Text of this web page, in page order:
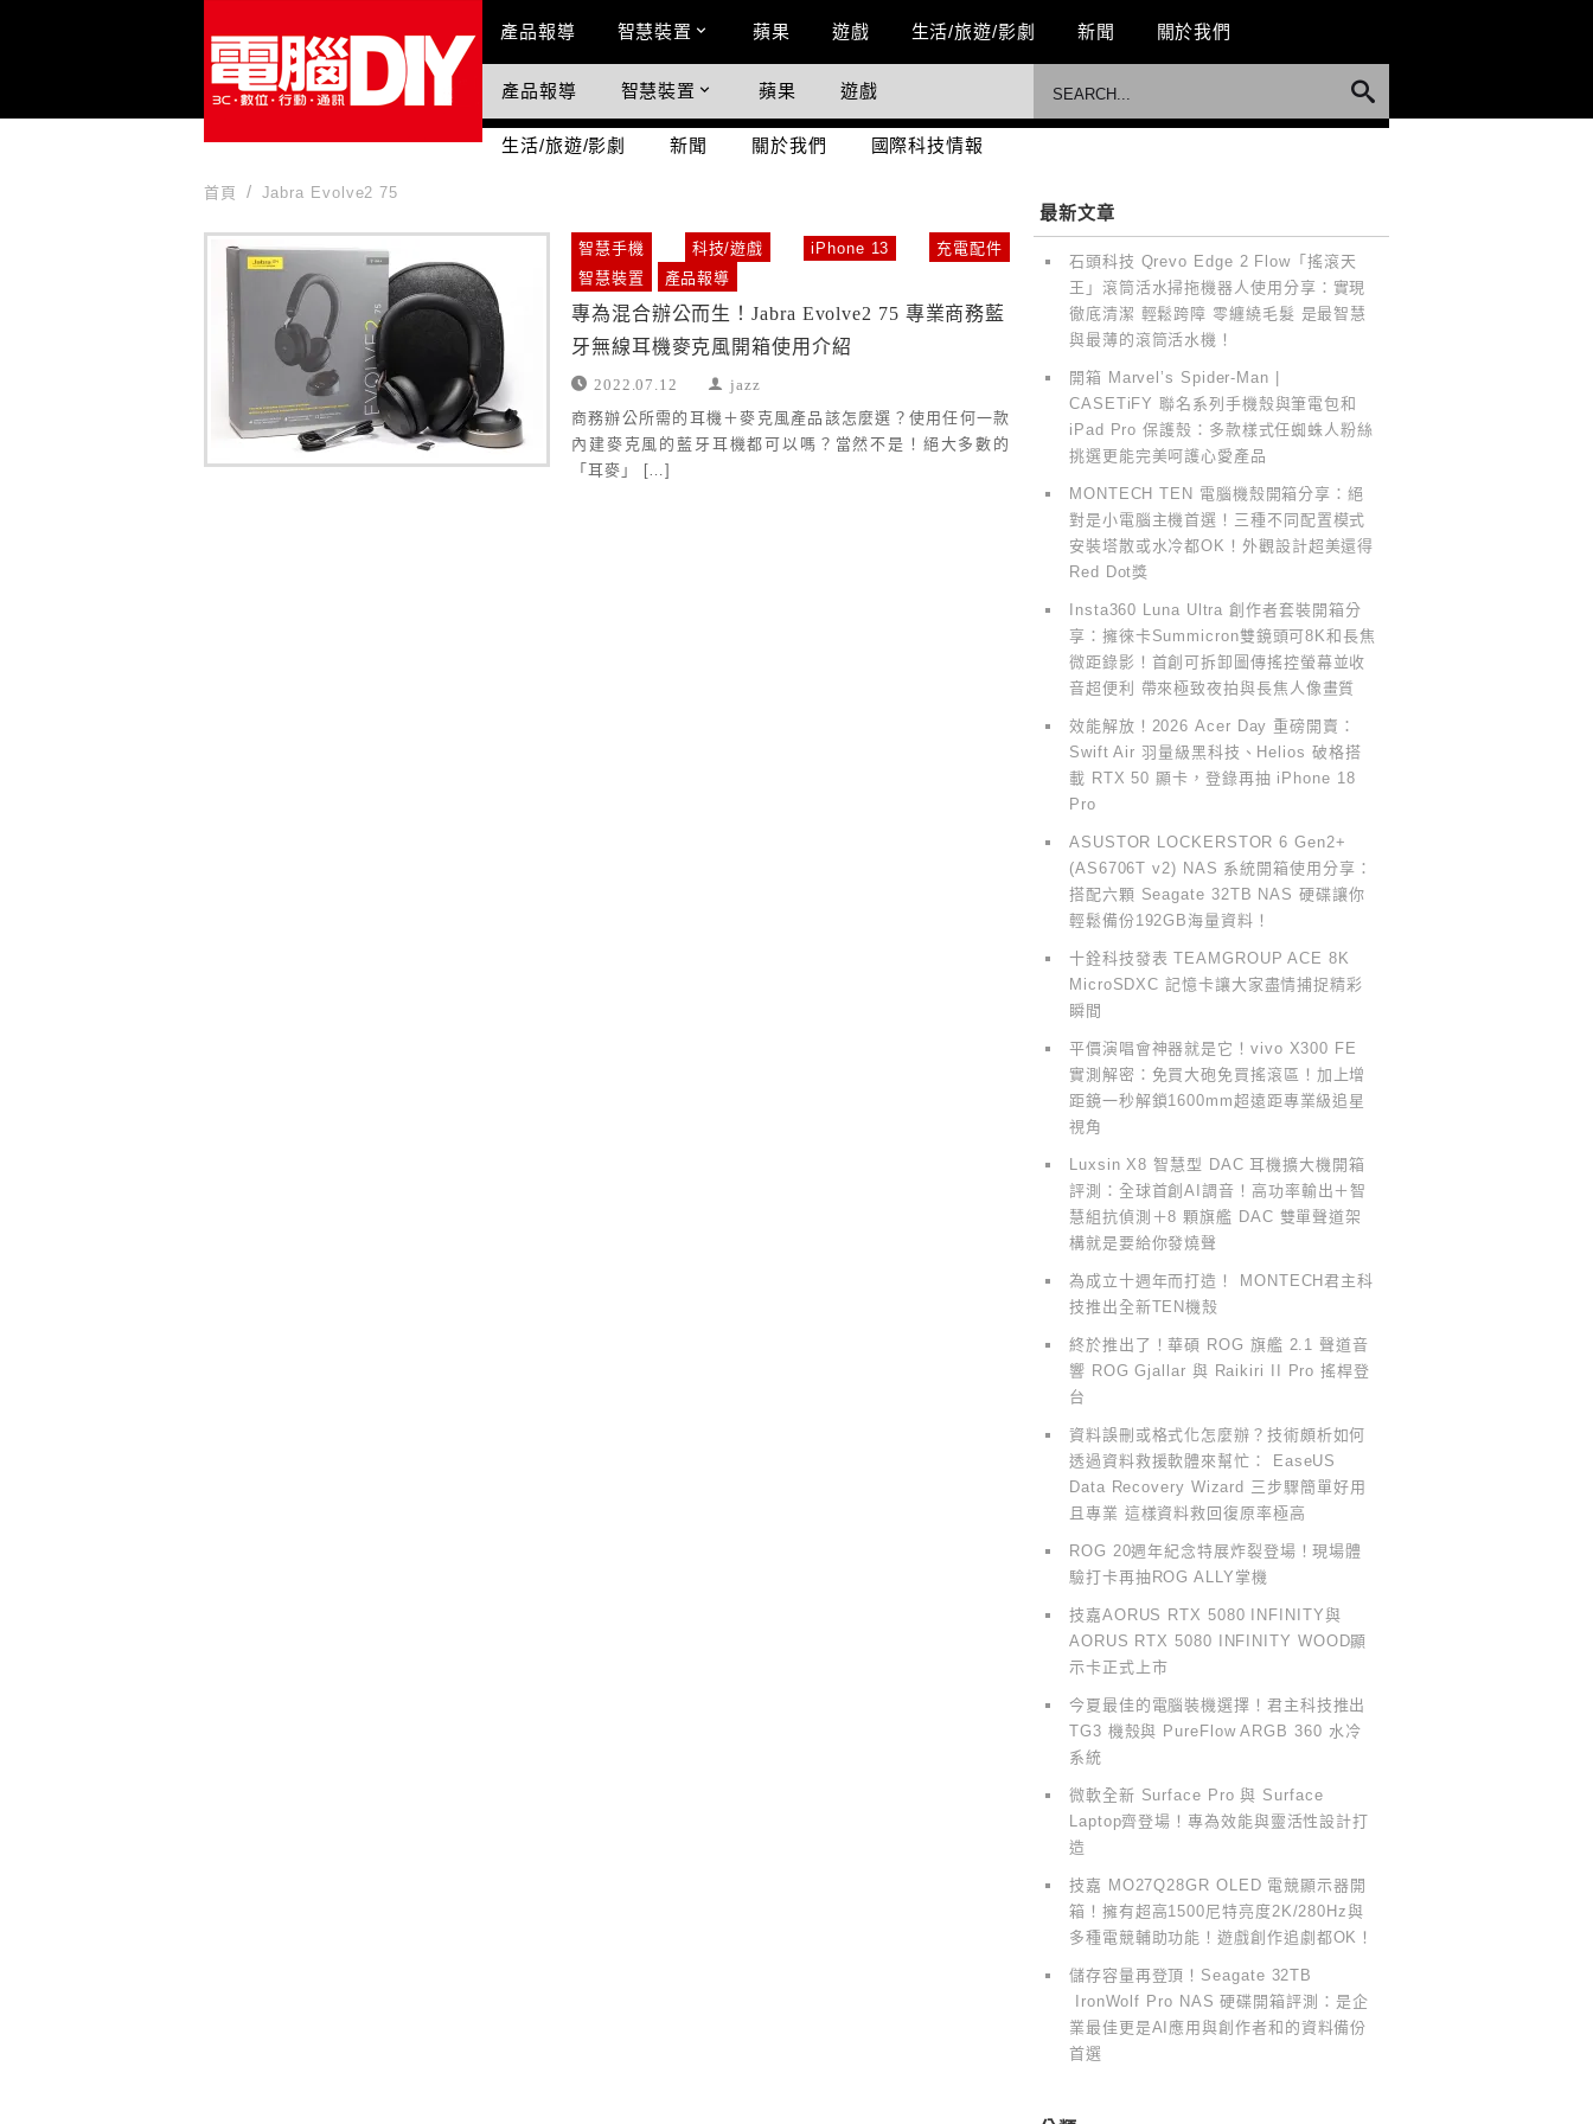
Main Menu
產品報導 智慧裝置 蘋果 遊戲 生活/旅遊/影劇 新聞 關於我們
國際科技情報
產品報導 智慧裝置 蘋果 遊戲
生活/旅遊/影劇 新聞 關於我們 國際科技情報
首頁 Jabra Evolve2 75
Jabra Evolve2 75 智慧手機 科技/遊戲 iPhone 13
充電配件
智慧裝置
產品報導
專為混合辦公而生！Jabra Evolve2 75 專業商務藍
牙無線耳機麥克風開箱使用介紹
2022.07.12 jazz
商務辦公所需的耳機＋麥克風產品該怎麼選？使用任何一款
內建麥克風的藍牙耳機都可以嗎？當然不是！絕大多數的
「耳麥」 […]
最新文章
石頭科技 Qrevo Edge 2 Flow「搖滾天
王」滾筒活水掃拖機器人使用分享：實現
徹底清潔 輕鬆跨障 零纏繞毛髮 是最智慧
與最薄的滾筒活水機！
開箱 Marvel’s Spider-Man |
CASETiFY 聯名系列手機殼與筆電包和
iPad Pro 保護殼：多款樣式任蜘蛛人粉絲
挑選更能完美呵護心愛產品
MONTECH TEN 電腦機殼開箱分享：絕
對是小電腦主機首選！三種不同配置模式
安裝塔散或水冷都OK！外觀設計超美還得
Red Dot獎
Insta360 Luna Ultra 創作者套裝開箱分
享：擁徠卡Summicron雙鏡頭可8K和長焦
微距錄影！首創可拆卸圖傳搖控螢幕並收
音超便利 帶來極致夜拍與長焦人像畫質
效能解放！2026 Acer Day 重磅開賣：
Swift Air 羽量級黑科技、Helios 破格搭
載 RTX 50 顯卡，登錄再抽 iPhone 18
Pro
ASUSTOR LOCKERSTOR 6 Gen2+
(AS6706T v2) NAS 系統開箱使用分享：
搭配六顆 Seagate 32TB NAS 硬碟讓你
輕鬆備份192GB海量資料！
十銓科技發表 TEAMGROUP ACE 8K
MicroSDXC 記憶卡讓大家盡情捕捉精彩
瞬間
平價演唱會神器就是它！vivo X300 FE
實測解密：免買大砲免買搖滾區！加上增
距鏡一秒解鎖1600mm超遠距專業級追星
視角
Luxsin X8 智慧型 DAC 耳機擴大機開箱
評測：全球首創AI調音！高功率輸出＋智
慧組抗偵測＋8 顆旗艦 DAC 雙單聲道架
構就是要給你發燒聲
為成立十週年而打造！ MONTECH君主科
技推出全新TEN機殼
終於推出了！華碩 ROG 旗艦 2.1 聲道音
響 ROG Gjallar 與 Raikiri II Pro 搖桿登
台
資料誤刪或格式化怎麼辦？技術頗析如何
透過資料救援軟體來幫忙： EaseUS
Data Recovery Wizard 三步驟簡單好用
且專業 這樣資料救回復原率極高
ROG 20週年紀念特展炸裂登場！現場體
驗打卡再抽ROG ALLY掌機
技嘉AORUS RTX 5080 INFINITY與
AORUS RTX 5080 INFINITY WOOD顯
示卡正式上市
今夏最佳的電腦裝機選擇！君主科技推出
TG3 機殼與 PureFlow ARGB 360 水冷
系統
微軟全新 Surface Pro 與 Surface
Laptop齊登場！專為效能與靈活性設計打
造
技嘉 MO27Q28GR OLED 電競顯示器開
箱！擁有超高1500尼特亮度2K/280Hz與
多種電競輔助功能！遊戲創作追劇都OK！
儲存容量再登頂！Seagate 32TB
IronWolf Pro NAS 硬碟開箱評測：是企
業最佳更是AI應用與創作者和的資料備份
首選